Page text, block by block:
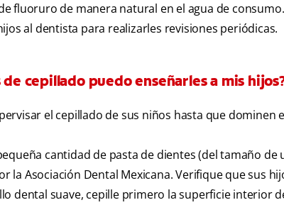
fluoruro de manera natural en el agua de consumo.
al dentista para realizarles revisiones periódicas.
de cepillado puedo enseñarles a mis
el cepillado de sus niños hasta que dominen
cantidad de pasta de dientes (del tamaño
la Asociación Dental Mexicana. Verifique que sus
dental suave, cepille primero la superficie interior